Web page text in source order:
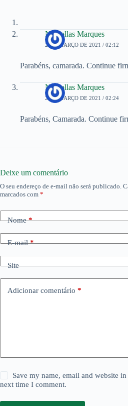
Nichollas Marques
2 DE MARÇO DE 2021 / 02:12
Parabéns, camarada. Continue
Nichollas Marques
2 DE MARÇO DE 2021 / 02:24
Parabéns, Camarada. Continue
Deixe um comentário
O seu endereço de e-mail não será publicado.
marcados com *
Nome*
E-mail*
Site
Adicionar comentário *
Save my name, email and website
next time I comment.